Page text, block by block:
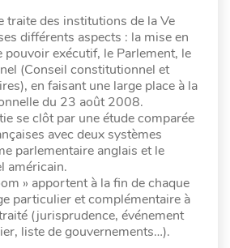
traite des institutions de la Ve
différents aspects : la mise en
pouvoir exécutif, le Parlement, le
(Conseil constitutionnel et
en faisant une large place à la
du 23 août 2008.
se clôt par une étude comparée
avec deux systèmes
parlementaire anglais et le
américain.
» apportent à la fin de chaque
particulier et complémentaire à
(jurisprudence, événement
liste de gouvernements…).